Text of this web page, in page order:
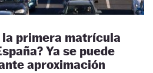
la primera matrícula
Ya se puede
aproximación